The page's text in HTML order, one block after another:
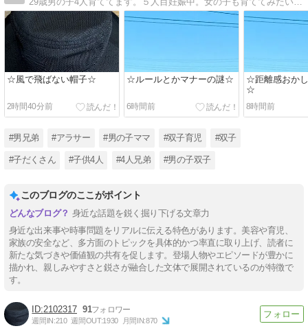
☆風で飛ばない帽子☆
2時間40分前
☆ルールとかマナーの謎☆
6時間前
☆距離感おか
☆
8時間前
#男兄弟 #アラサー #男の子ママ #双子育児 #双子
#子だくさん #子供4人 #4人兄弟 #男の子双子
このブログのここがポイント
身近な話題を鋭く掘り下げる文章力
身近な出来事や時事問題をリアルに伝える特色があります。美容や育児、
家族の安全など、多方面のトピックを具体的かつ率直に取り上げ、読者に
新たな気づきや価値観の共有を促します。登場人物やエピソードが豊かに
描かれ、親しみやすさと鋭さが融合した文体で展開されているのが特徴で
す。
2102317 91
週間IN:210 週間OUT:1930 月間IN:870